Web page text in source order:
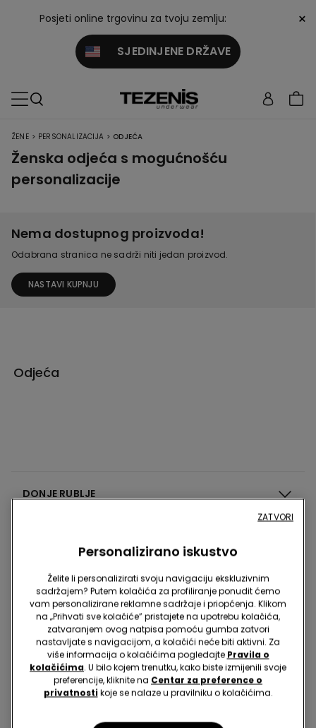
Posjeti online trgovinu za tvoju zemlju:
SJEDINJENE DRŽAVE
×
ŽENE > PERSONALIZACIJA > ODJEĆA
Ženska odjeća s mogućnošću
personalizacije
Nema dostupnog proizvoda!
Odabrana stranica ne sadrži niti jedan proizvod.
NASTAVI KUPNJU
Odjeća
DONJE RUBLJE
ODJEĆA
KUPAĆI KOSTIMI
ostvari 10% popusta!
Personalizirano iskustvo
Želite li personalizirati svoju navigaciju ekskluzivnim
sadržajem? Putem kolačića za profiliranje ponudit ćemo
vam personalizirane reklamne sadržaje i priopćenja. Klikom
na „Prihvati sve kolačiće” pristajete na upotrebu kolačića,
zatvaranjem ovog natpisa pomoću gumba zatvori
nastavljate s navigacijom, a kolačići neće biti aktivni. Za
više informacija o kolačićima pogledajte Pravila o
kolačićima. U bilo kojem trenutku, kako biste izmijenili svoje
preferencije, kliknite na Centar za preference o
privatnosti koje se nalaze u pravilniku o kolačićima.
ZATVORI